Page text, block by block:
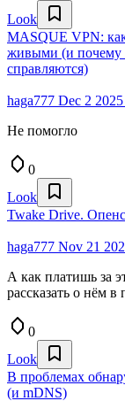
Look
MASQUE VPN:
живыми (и почему
справляются)
haga777 Dec 2
Не помогло
0
Look
Twake Drive.
haga777 Nov 21
А как платишь за
рассказать о нём в
0
Look
В проблемах
(и mDNS)